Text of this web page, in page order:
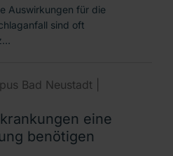
Auswirkungen für die
sind oft
Bad Neustadt |
eine
benötigen